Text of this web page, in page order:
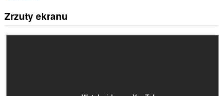
To
rozszerzenie
Zrzuty ekranu